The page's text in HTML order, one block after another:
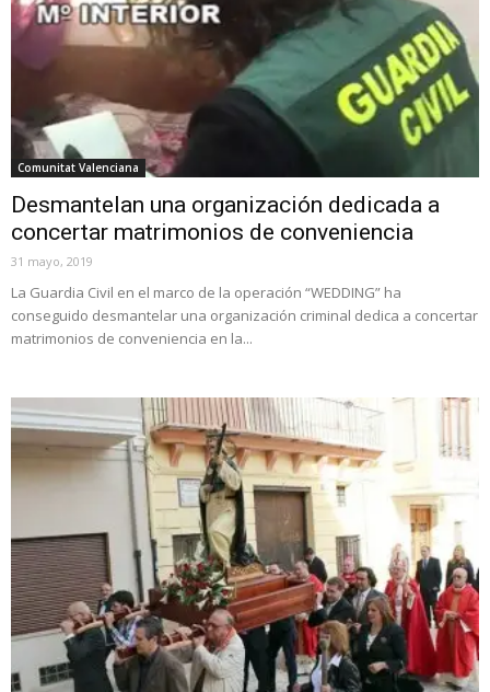
Comunitat Valenciana
Desmantelan una organización dedicada a
concertar matrimonios de conveniencia
31 mayo, 2019
La Guardia Civil en el marco de la operación “WEDDING” ha
conseguido desmantelar una organización criminal dedica a concertar
matrimonios de conveniencia en la...